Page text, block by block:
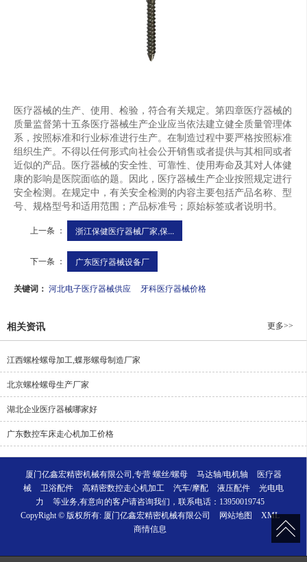
医疗器械的生产、使用、检验，符合有关规定。第四章医疗器械的
质量监督第十五条医疗器械生产企业应当依法建立健全质量管理体
系，按照标准和行业标准进行生产。在制造过程中要严格按照标准
组织生产。不得以任何形式向社会公开销售或者提供与其相同或者
近似的产品。医疗器械的安全性、可靠性、使用寿命及其对人体健
康的影响是医院面临的题。因此，医疗器械生产企业按照规定进行
安全检测。在规定中，有关安全检测的内容主要包括产品名称、型
号、规格型号和适用范围；产品标准号；原始标签或者说明书。
上一条 ： 浙江保健医疗器械厂家,保...
下一条 ： 广东医疗器械设备厂
关键词： 河北电子医疗器械供应 牙科医疗器械价格
相关资讯 更多>>
江西螺栓螺母加工,蝶形螺母制造厂家
北京螺栓螺母生产厂家
湖北企业医疗器械哪家好
广东数控车床走心机加工价格
厦门亿鑫宏精密机械有限公司,专营 螺丝/螺母 马达轴/电机轴
医疗器
械
卫浴配件 高精密数控走心机加工 汽车/摩配 液压配件
光电电
力
等业务,有意向的客户请咨询我们，联系电话： 13950019745
CopyRight © 版权所有: 厦门亿鑫宏精密机械有限公司 网站地图
XML
商情信息